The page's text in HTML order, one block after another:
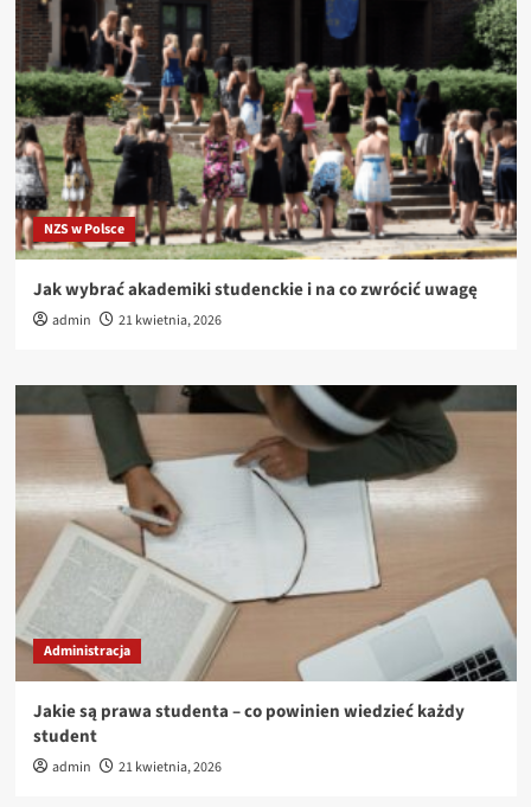
NZS w Polsce
Jak wybrać akademiki studenckie i na co zwrócić uwagę
admin 21 kwietnia, 2026
Administracja
Jakie są prawa studenta – co powinien wiedzieć każdy
student
admin 21 kwietnia, 2026